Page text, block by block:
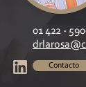
01 422 -
Contacto